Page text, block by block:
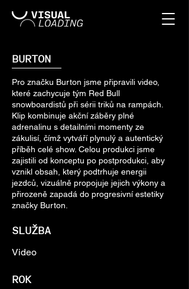
BURTON
Pro značku Burton jsme připravili video,
které zachycuje tým Red Bull
snowboardistů při sérii triků na rampách.
Klip kombinuje akční záběry plné
adrenalinu s detailními momenty ze
zákulisí, čímž vytváří plynulý a autentický
příběh celé show. Celou produkci jsme
zajistili od konceptu po postprodukci, aby
vznikl obsah, který podtrhuje energii
jezdců, vizuálně propojuje jejich výkony a
přirozeně zapadá do progresivní estetiky
značky Burton.
SLUŽBA
Video
ROK